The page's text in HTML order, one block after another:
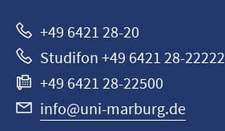
+49 6421 28-20
Studifon +49 6421 28-22222
+49 6421 28-22500
info@uni-marburg.de